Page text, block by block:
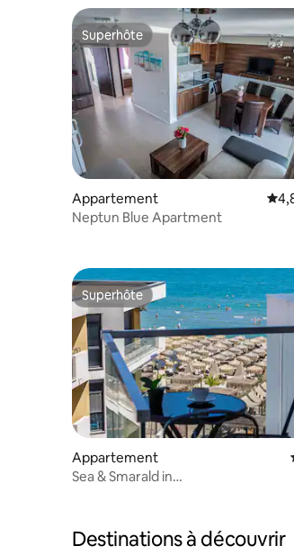
Superhôte
Superhôte
Appartement
Neptun Blue Apartment
Superhôte
Superhôte
Appartement
Sea & Smarald in
Destinations à découvrir